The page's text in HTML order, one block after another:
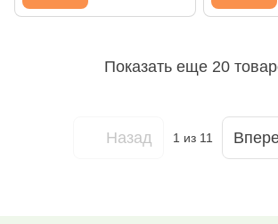
Показать еще 20
Назад 1 из 11